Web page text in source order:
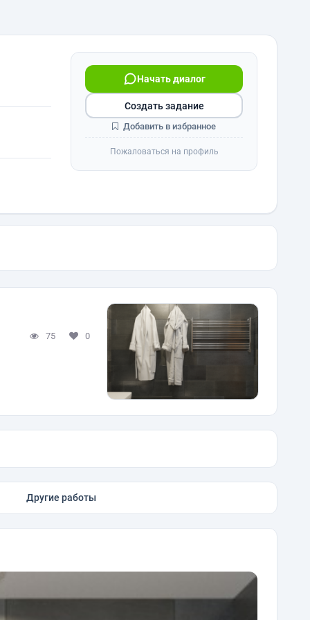
Начать диалог
Создать задание
Добавить в избранное
Пожаловаться на профиль
75 0
Другие работы